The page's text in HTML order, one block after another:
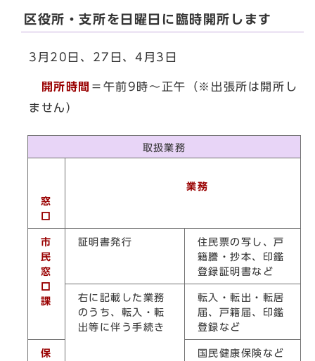
区役所・支所を日曜日に臨時開所します
3月20日、27日、4月3日
開所時間 ＝午前9時～正午（※出張所は開所し
ません）
取扱業務
窓
口
業務
市
民
窓
口
課
証明書発行
住民票の写し、戸
籍謄・抄本、印鑑
登録証明書など
右に記載した業務
のうち、転入・転
出等に伴う手続き
転入・転出・転居
届、戸籍届、印鑑
登録など
保
国民健康保険など